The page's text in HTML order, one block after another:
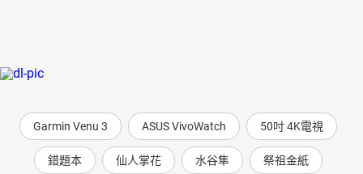
3.野戰醫院
5.賣花女與小童工
這一篇序是寫給父母看的
Garmin Venu 3 ASUS VivoWatch 50吋 4K電視
錯題本 仙人掌花 水谷隼 祭祖金紙